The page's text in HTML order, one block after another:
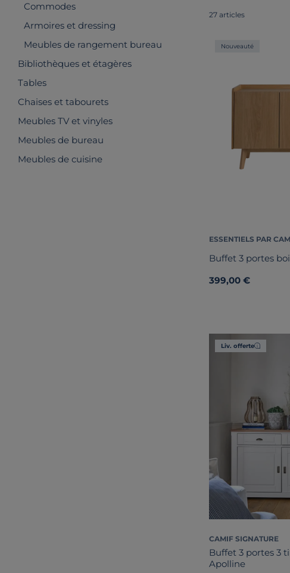
Commodes
Armoires et dressing
Meubles de rangement bureau
Bibliothèques et étagères
Tables
Chaises et tabourets
Meubles TV et vinyles
Meubles de bureau
Meubles de cuisine
27 articles
Nouveauté
ESSENTIELS PAR
Buffet 3 portes
399,00 €
Liv. offerte
CAMIF SIGNATURE
Buffet 3 portes 3
Apolline